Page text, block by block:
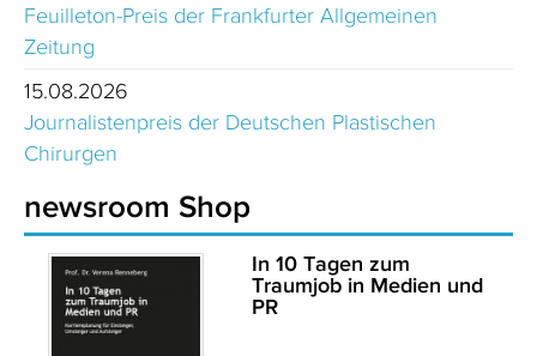
Feuilleton-Preis der Frankfurter Allgemeinen
Zeitung
15.08.2026
Journalistenpreis der Deutschen Plastischen
Chirurgen
newsroom Shop
In 10 Tagen zum
Traumjob in Medien und
PR